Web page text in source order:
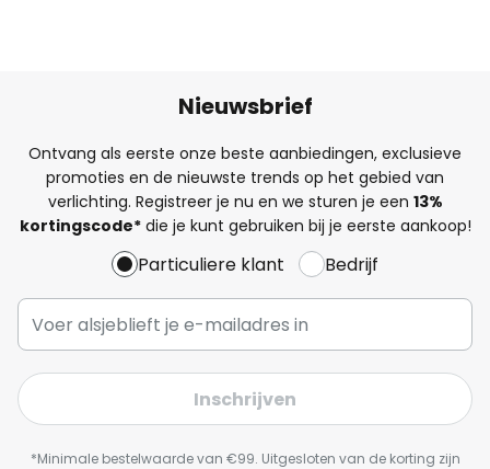
Nieuwsbrief
Ontvang als eerste onze beste aanbiedingen, exclusieve
promoties en de nieuwste trends op het gebied van
verlichting. Registreer je nu en we sturen je een 13%
kortingscode*die je kunt gebruiken bij je eerste aankoop!
Particuliere klant Bedrijf
Inschrijven
*Minimale bestelwaarde van €99. Uitgesloten van de korting zijn